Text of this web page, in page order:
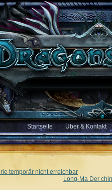
Startseite Über & Kontakt
temporär nicht erreichbar
Long-Ma Der